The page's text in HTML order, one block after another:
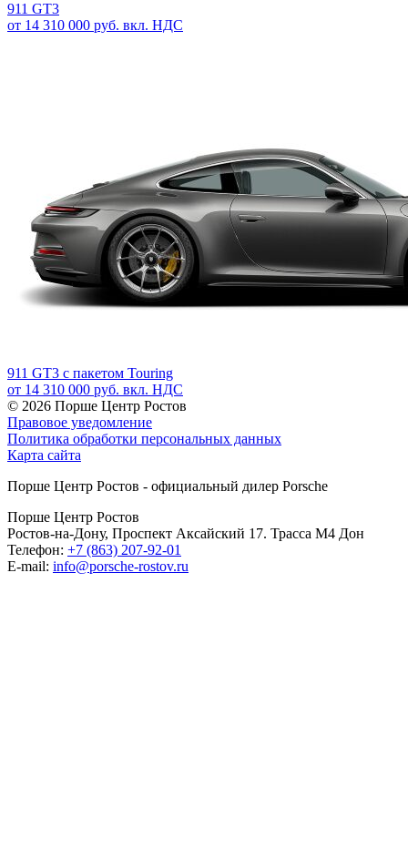
911 GT3
от 14 310 000 руб. вкл. НДС
911 GT3 с пакетом Touring
от 14 310 000 руб. вкл. НДС
© 2026 Порше Центр Ростов
Правовое уведомление
Политика обработки персональных данных
Карта сайта
Порше Центр Ростов - официальный дилер Porsche
Порше Центр Ростов
Ростов-на-Дону, Проспект Аксайский 17. Трасса М4 Дон
Телефон: +7 (863) 207-92-01
E-mail: info@porsche-rostov.ru